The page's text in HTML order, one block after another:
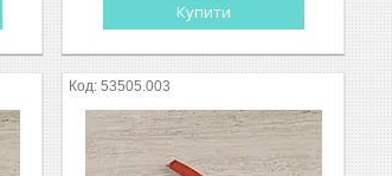
Купити
53505.003